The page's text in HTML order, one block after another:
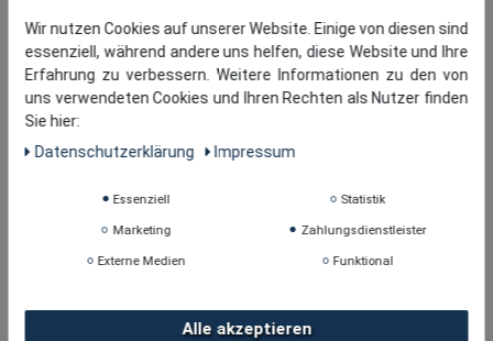
Wir nutzen Cookies auf unserer Website. Einige von diesen sind
essenziell, während andere uns helfen, diese Website und Ihre
Erfahrung zu verbessern. Weitere Informationen zu den von
uns verwendeten Cookies und Ihren Rechten als Nutzer finden
Sie hier:
Daten­schutz­erklärung
Impressum
Essenziell Statistik
Marketing Zahlungsdienstleister
Externe Medien Funktional
Alle akzeptieren